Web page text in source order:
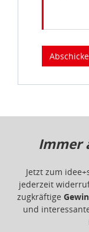
Immer
Jetzt zum
jederzeit
zugkräftige
und